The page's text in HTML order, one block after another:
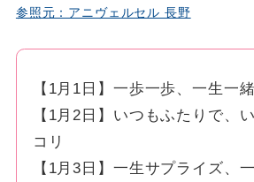
参照元：アニヴェルセル 長野
【1月1日】一歩一歩、一生一緒
【1月2日】いつもふたりで、
コリ
【1月3日】一生サプライズ、